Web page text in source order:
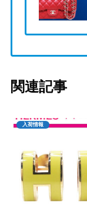
関連記事
入荷情報